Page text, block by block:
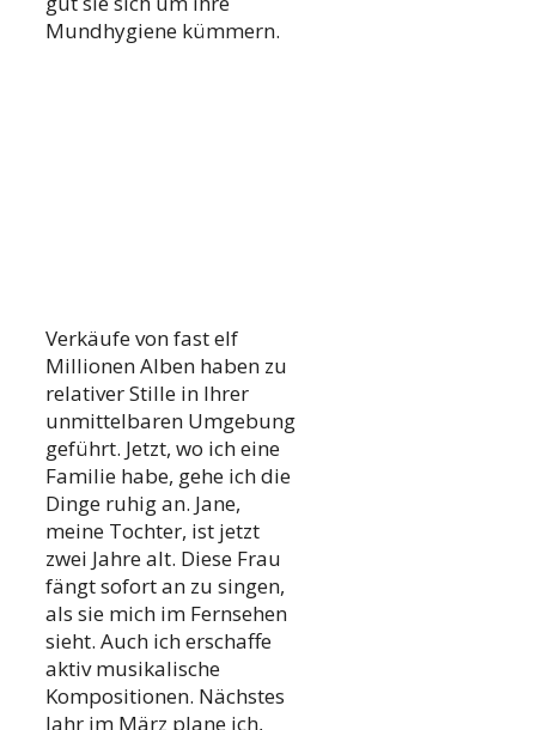
Mundhygiene kümmern.
Verkäufe von fast elf
Millionen Alben haben zu
relativer Stille in Ihrer
unmittelbaren Umgebung
geführt. Jetzt, wo ich eine
Familie habe, gehe ich die
Dinge ruhig an. Jane,
meine Tochter, ist jetzt
zwei Jahre alt. Diese Frau
fängt sofort an zu singen,
als sie mich im Fernsehen
sieht. Auch ich erschaffe
aktiv musikalische
Kompositionen. Nächstes
Jahr im März plane ich,